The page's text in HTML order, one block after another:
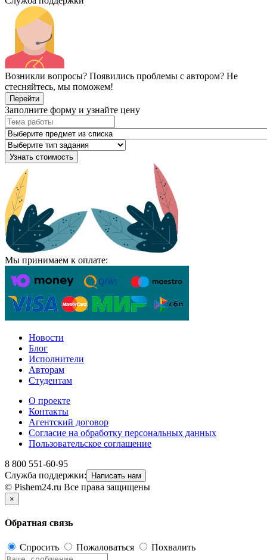
Возникли вопросы? Появились проблемы с автором? Не
стесняйтесь, мы поможем!
Перейти
Заполните форму и узнайте цену
Узнать стоимость
Мы принимаем к оплате:
Новости
Блог
Исполнители
Авторам
Студентам
О проекте
Контакты
Агентский договор
Согласие на обработку персональных данных
Пользовательское соглашение
8 800 551-60-95
Служба поддержки:
Написать нам
© Pishem24.ru Все права защищены
×
Обратная связь
Спросить Пожаловаться Похвалить